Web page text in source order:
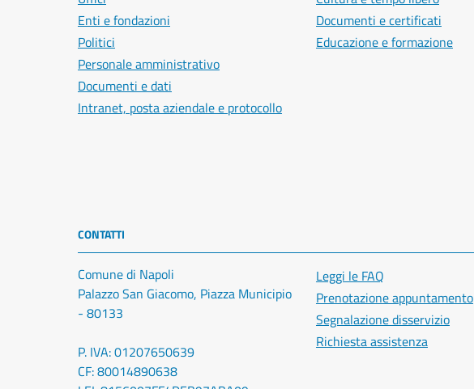
Enti e fondazioni
Politici
Personale amministrativo
Documenti e dati
Intranet, posta aziendale e protocollo
Documenti e certificati
Educazione e formazione
CONTATTI
Comune di Napoli
Palazzo San Giacomo, Piazza Municipio
- 80133
P. IVA: 01207650639
CF: 80014890638
Leggi le FAQ
Prenotazione appuntamento
Segnalazione disservizio
Richiesta assistenza